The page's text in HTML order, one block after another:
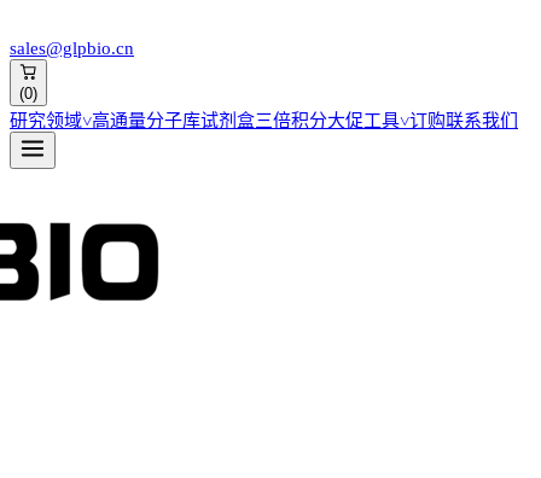
sales@glpbio.cn
(0)
研究领域˅高通量分子库试剂盒三倍积分大促工具˅订购联系我们